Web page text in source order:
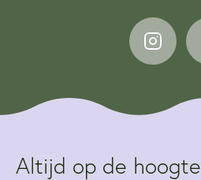
Altijd op de hoogte